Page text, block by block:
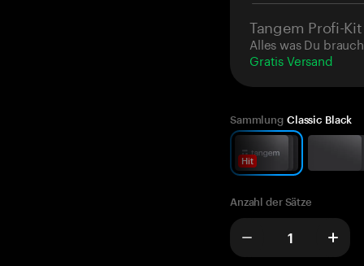
Tangem Profi-Kit
Alles was Du
Gratis Versand
Sammlung Classic Black
Hit
Anzahl der Sätze